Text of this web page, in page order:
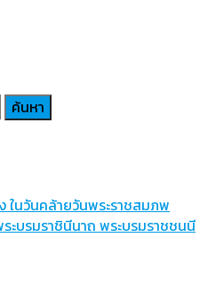
ในวันคล้ายวันพระราชสมภพ
ะบรมราชินีนาถ พระบรมราชชนนี